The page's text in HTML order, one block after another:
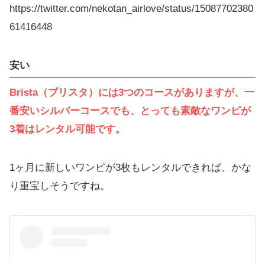
https://twitter.com/nekotan_airlove/status/15087702380
61416448
安い
Brista（ブリスタ）には3つのコースがありますが、一
番安いシルバーコースでも、とっても素敵なワンピが
3着はレンタル可能です。
1ヶ月に新しいワンピが3枚もレンタルできれば、かな
り重宝しそうですね。